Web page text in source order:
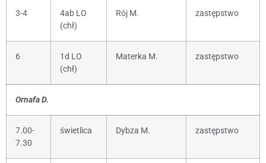
3-4
4ab LO
(chł)
Rój M. zastępstwo
6
1d LO
(chł)
Materka M. zastępstwo
Ornafa D.
7.00-
7.30
świetlica Dybza M. zastępstwo